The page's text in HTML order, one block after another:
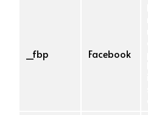
_fbp Facebook